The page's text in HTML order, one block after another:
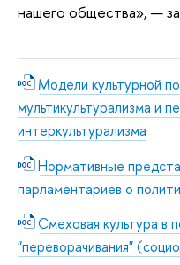
нашего общества», —
Модели культурной
мультикультурализма и
интеркультурализма
Нормативные
парламентариев о
Смеховая культура в
"переворачивания"